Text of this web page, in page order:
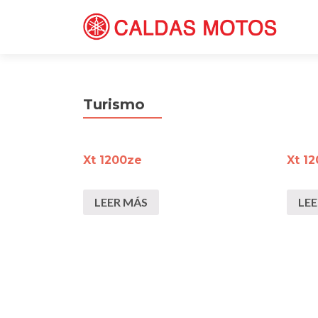
Turismo
Xt 1200ze
LEER MÁS
Xt